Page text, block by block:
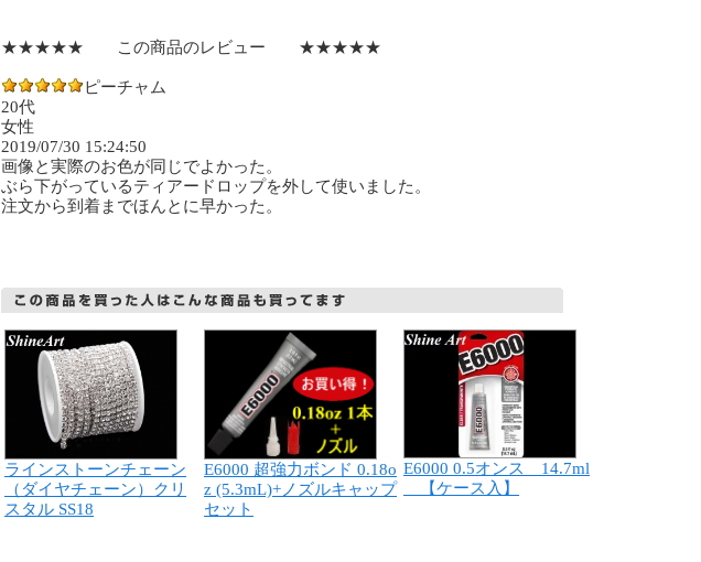
★★★★★ この商品のレビュー ★★★★★
ピーチャム
20代
女性
2019/07/30 15:24:50
画像と実際のお色が同じでよかった。
ぶら下がっているティアードロップを外して使いました。
注文から到着までほんとに早かった。
ラインストーンチェーン
（ダイヤチェーン）クリ
スタル SS18
E6000 超強力ボンド 0.18o
z (5.3mL)+ノズルキャップ
セット
E6000 0.5オンス 14.7ml
【ケース入】